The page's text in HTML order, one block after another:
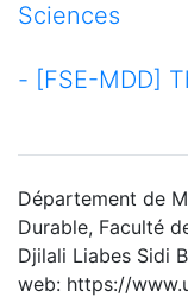
Sciences
- [FSE-MDD]
Département de
Durable, Faculté
Djilali Liabes Sidi
web: https://